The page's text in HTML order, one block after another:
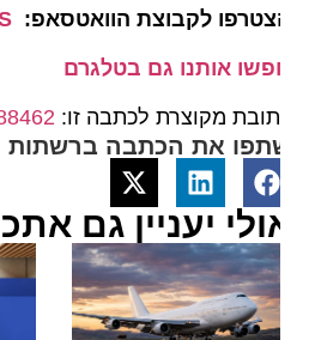
לקבוצת הוואטסאפ: IAS – חדשות ועדכוני תיירות מהארץ ומהעולם
אותנו גם בטלגרם
מקוצרת לכתבה זו:
את הכתבה ברשתות
יעניין גם אתכם